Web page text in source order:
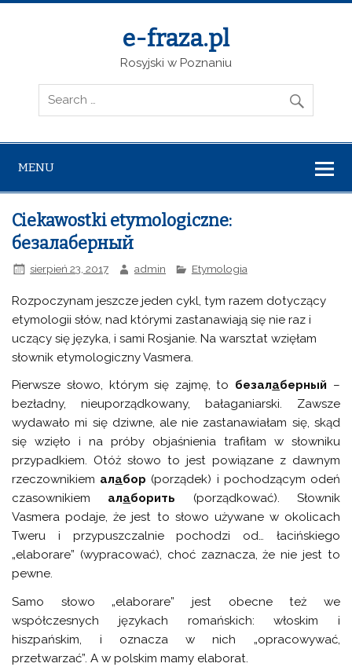
e-fraza.pl
Rosyjski w Poznaniu
MENU
Ciekawostki etymologiczne:
безалаберный
sierpień 23, 2017 admin Etymologia
Rozpoczynam jeszcze jeden cykl, tym razem dotyczący
etymologii słów, nad którymi zastanawiają się nie raz i
uczący się języka, i sami Rosjanie. Na warsztat wzięłam
słownik etymologiczny Vasmera.
Pierwsze słowo, którym się zajmę, to безалаберный –
bezładny, nieuporządkowany, bałaganiarski. Zawsze
wydawało mi się dziwne, ale nie zastanawiałam się, skąd
się wzięło i na próby objaśnienia trafiłam w słowniku
przypadkiem. Otóż słowo to jest powiązane z dawnym
rzeczownikiem алабор (porządek) i pochodzącym odeń
czasownikiem алаборить (porządkować). Słownik
Vasmera podaje, że jest to słowo używane w okolicach
Tweru i przypuszczalnie pochodzi od… łacińskiego
„elaborare” (wypracować), choć zaznacza, że nie jest to
pewne.
Samo słowo „elaborare” jest obecne też we
współczesnych językach romańskich: włoskim i
hiszpańskim, i oznacza w nich „opracowywać,
przetwarzać”. A w polskim mamy elaborat.